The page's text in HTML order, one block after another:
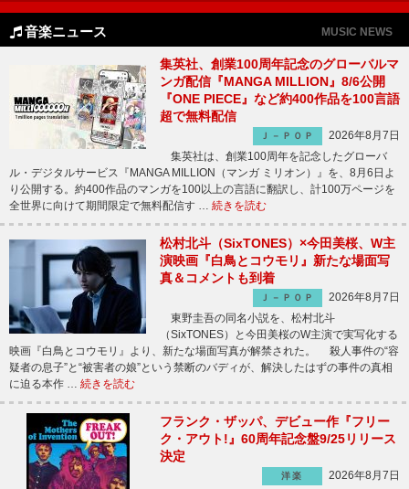
音楽ニュース MUSIC NEWS
集英社、創業100周年記念のグローバルマ
ンガ配信『MANGA MILLION』8/6公開
『ONE PIECE』など約400作品を100言語
超で無料配信
Ｊ－ＰＯＰ
2026年8月7日
集英社は、創業100周年を記念したグローバ
ル・デジタルサービス『MANGA MILLION（マンガ ミリオン）』を、8月6日よ
り公開する。約400作品のマンガを100以上の言語に翻訳し、計100万ページを
全世界に向けて期間限定で無料配信す … 続きを読む
松村北斗（SixTONES）×今田美桜、W主
演映画『白鳥とコウモリ』新たな場面写
真＆コメントも到着
Ｊ－ＰＯＰ
2026年8月7日
東野圭吾の同名小説を、松村北斗
（SixTONES）と今田美桜のW主演で実写化する
映画『白鳥とコウモリ』より、新たな場面写真が解禁された。 殺人事件の“容
疑者の息子”と“被害者の娘”という禁断のバディが、解決したはずの事件の真相
に迫る本作 … 続きを読む
フランク・ザッパ、デビュー作『フリー
ク・アウト!』60周年記念盤9/25リリース
決定
洋楽
2026年8月7日